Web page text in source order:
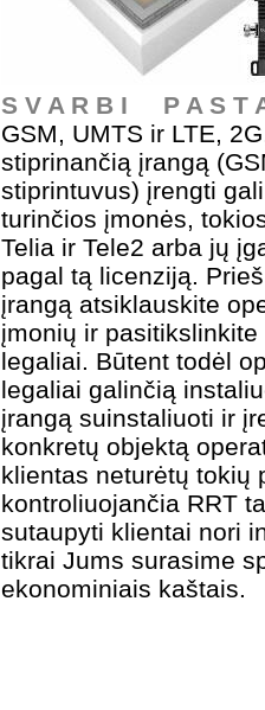
S V A R B I P A S T
GSM, UMTS ir LTE,
stiprinančią įrangą
stiprintuvus) įrengti
turinčios įmonės,
Telia ir Tele2 arba jų
pagal tą licenziją.
įrangą atsiklauskite
įmonių ir
legaliai. Būtent todėl
legaliai galinčią
įrangą suinstaliuoti ir
konkretų objektą
klientas neturėtų tokių
kontroliuojančia RRT
sutaupyti klientai nori
tikrai Jums surasime
ekonominiais kaštais.